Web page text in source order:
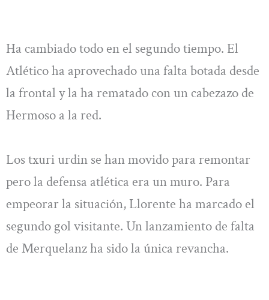
Ha cambiado todo en el segundo tiempo. El
Atlético ha aprovechado una falta botada desde
la frontal y la ha rematado con un cabezazo de
Hermoso a la red.
Los txuri urdin se han movido para remontar
pero la defensa atlética era un muro. Para
empeorar la situación, Llorente ha marcado el
segundo gol visitante. Un lanzamiento de falta
de Merquelanz ha sido la única revancha.